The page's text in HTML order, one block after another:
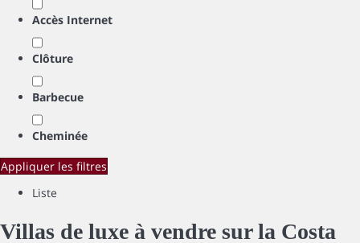
Accès Internet
Clôture
Barbecue
Cheminée
Appliquer les filtres
Liste
Villas de luxe à vendre sur la Costa